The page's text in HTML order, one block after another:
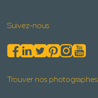
Suivez-nous
Trouver nos photographes